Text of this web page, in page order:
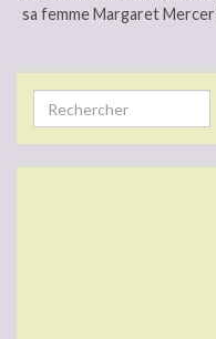
sa femme Margaret
Search for: